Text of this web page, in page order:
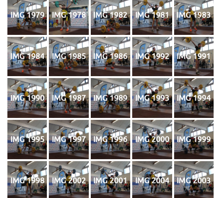
IMG 1979 IMG 1978 IMG 1982 IMG 1981 IMG 1983
IMG 1984 IMG 1985 IMG 1986 IMG 1992 IMG 1991
IMG 1990 IMG 1987 IMG 1989 IMG 1993 IMG 1994
IMG 1995 IMG 1997 IMG 1996 IMG 2000 IMG 1999
IMG 1998 IMG 2002 IMG 2001 IMG 2004 IMG 2003